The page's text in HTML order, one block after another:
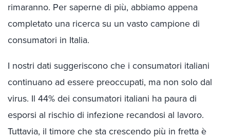
rimaranno. Per saperne di più, abbiamo appena
completato una ricerca su un vasto campione di
consumatori in Italia.
I nostri dati suggeriscono che i consumatori italiani
continuano ad essere preoccupati, ma non solo dal
virus. Il 44% dei consumatori italiani ha paura di
esporsi al rischio di infezione recandosi al lavoro.
Tuttavia, il timore che sta crescendo più in fretta è